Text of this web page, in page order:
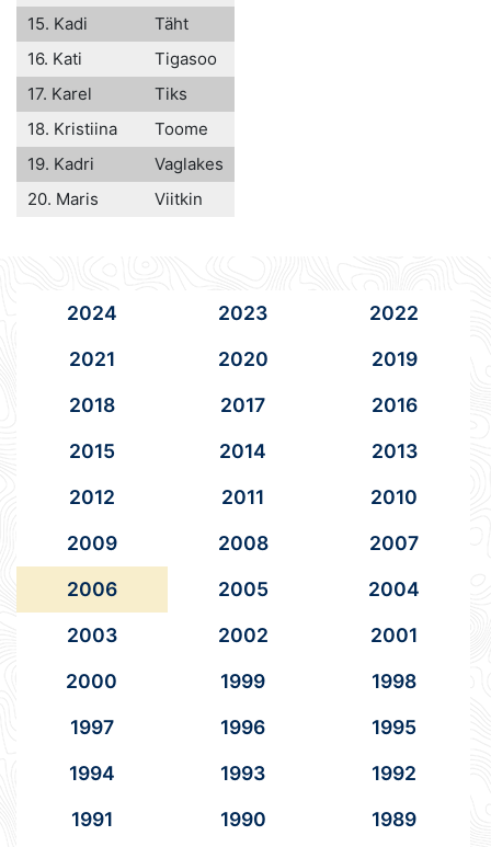
15. Kadi
Täht
16. Kati
Tigasoo
17. Karel
Tiks
18. Kristiina
Toome
19. Kadri
Vaglakes
20. Maris
Viitkin
2024 2023
2022
2021
2020
2019
2018
2017
2016
2015
2014
2013
2012
2011
2010
2009
2008
2007
2006
2005
2004
2003
2002
2001
2000
1999
1998
1997
1996
1995
1994
1993
1992
1991
1990
1989